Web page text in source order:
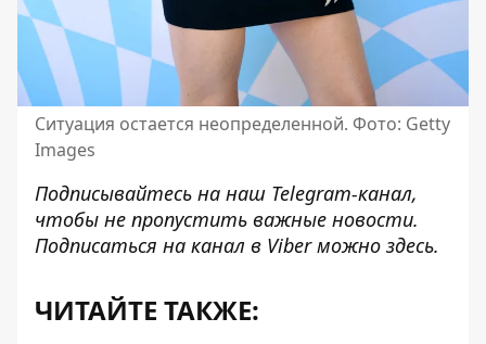
Ситуация остается неопределенной. Фото: Getty
Images
Подписывайтесь на наш Telegram-канал,
чтобы не пропустить важные новости.
Подписаться на канал в Viber можно здесь.
ЧИТАЙТЕ ТАКЖЕ: